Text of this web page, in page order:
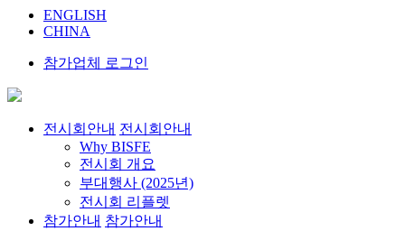
ENGLISH
CHINA
참가업체 로그인
전시회안내 전시회안내
Why BISFE
전시회 개요
부대행사 (2025년)
전시회 리플렛
참가안내 참가안내